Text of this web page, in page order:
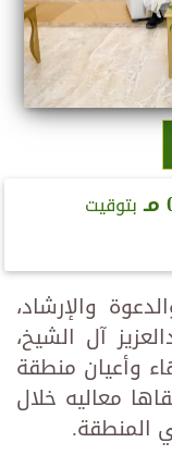
بتوقيت
والإرشاد،
آل الشيخ،
وأعيان منطقة
معاليه خلال
المنطقة.